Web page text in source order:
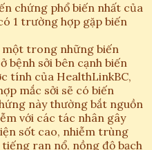
chứng phổ biến nhất của
1 trường hợp gặp biến
một trong những biến
bệnh sởi bên cạnh biến
tính của HealthLinkBC,
mắc sởi sẽ có biến
này thường bắt nguồn
với các tác nhân gây
sốt cao, nhiễm trùng
ran nổ, nồng độ bạch